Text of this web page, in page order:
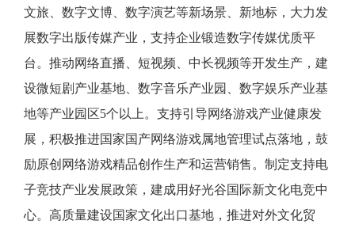
文旅、数字文博、数字演艺等新场景、新地标，大力发
展数字出版传媒产业，支持企业锻造数字传媒优质平
台。推动网络直播、短视频、中长视频等开发生产，建
设微短剧产业基地、数字音乐产业园、数字娱乐产业基
地等产业园区5个以上。支持引导网络游戏产业健康发
展，积极推进国家国产网络游戏属地管理试点落地，鼓
励原创网络游戏精品创作生产和运营销售。制定支持电
子竞技产业发展政策，建成用好光谷国际新文化电竞中
心。高质量建设国家文化出口基地，推进对外文化贸